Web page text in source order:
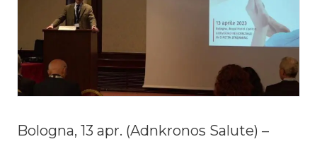
Bologna, 13 apr. (Adnkronos Salute) –